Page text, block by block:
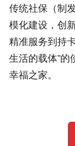
传统社保（制
模化建设，创
精准服务到持
生活的载体”
幸福之家。